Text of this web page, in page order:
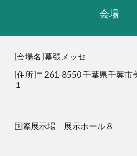
会場
[会場名]幕張メッセ
[住所]〒261-8550 千葉県千葉市
１
国際展示場 展示ホール８